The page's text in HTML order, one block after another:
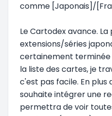
comme [Japonais]/
Le Cartodex avance. La
extensions/séries
certainement terminée
la liste des cartes, je
c'est pas facile. En plus
souhaite intégrer une
permettra de voir